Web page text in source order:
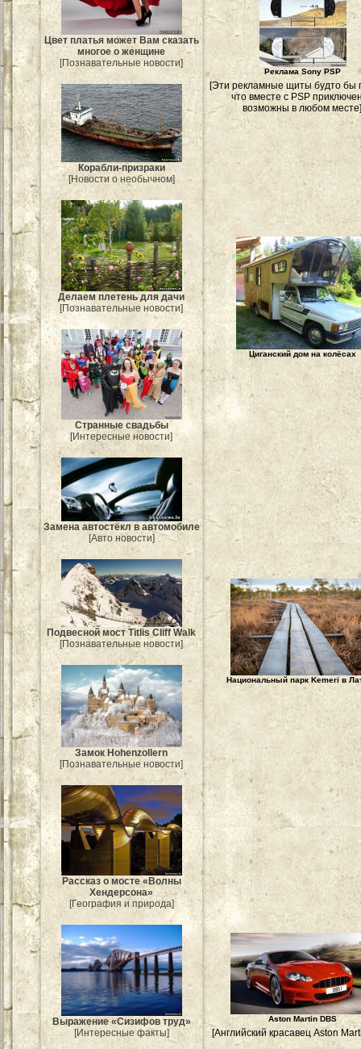
Цвет платья может Вам сказать
многое о женщине
[Познавательные новости]
Корабли-призраки
[Новости о необычном]
Делаем плетень для дачи
[Познавательные новости]
Странные свадьбы
[Интересные новости]
Замена автостёкл в автомобиле
[Авто новости]
Подвесной мост Titlis Cliff Walk
[Познавательные новости]
Замок Hohenzollern
[Познавательные новости]
Рассказ о мосте «Волны
Хендерсона»
[География и природа]
Выражение «Сизифов труд»
[Интересные факты]
Реклама Sony PSP
[Эти рекламные щиты будто бы
что вместе с PSP
возможны в любом
Циганский дом на колёсах
Национальный парк Kemeri в
Aston Martin DBS
[Английский красавец Aston